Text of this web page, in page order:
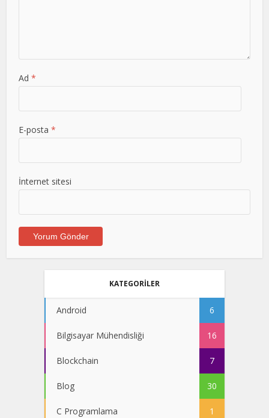
Ad*
E-posta*
İnternet sitesi
KATEGORİLER
Android 6
Bilgisayar Mühendisliği 16
Blockchain 7
Blog 30
C Programlama 1